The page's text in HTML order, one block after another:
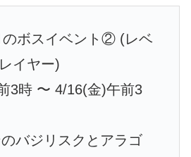
のボスイベント② (レベ
イヤー)
3時 〜 4/16(金)午前3
バジリスクとアラゴ